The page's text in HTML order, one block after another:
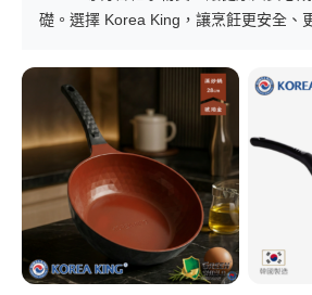
礎。選擇 Korea King，讓烹飪更安全、